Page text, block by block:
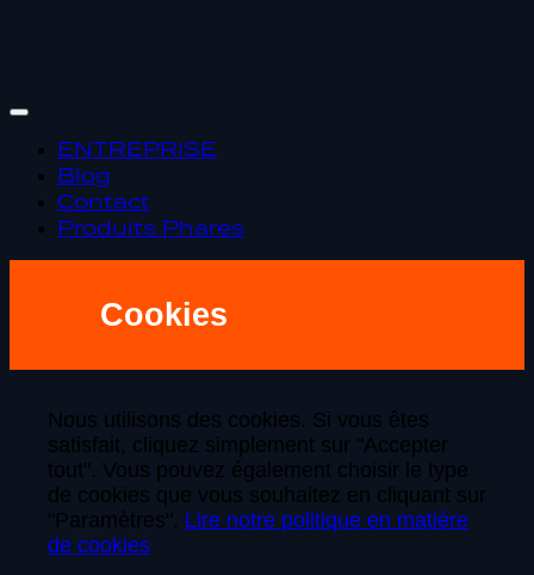
ENTREPRISE
Blog
Contact
Produits Phares
Cookies
Nous utilisons des cookies. Si vous êtes
satisfait, cliquez simplement sur "Accepter
tout". Vous pouvez également choisir le type
de cookies que vous souhaitez en cliquant sur
"Paramètres". Lire notre politique en matière
de cookies